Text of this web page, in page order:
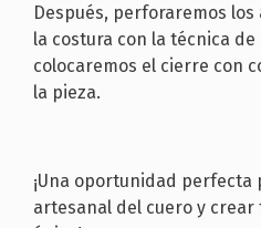
Después, perforaremos
la costura con la técnica
colocaremos el cierre con
la pieza.
¡Una oportunidad
artesanal del cuero y